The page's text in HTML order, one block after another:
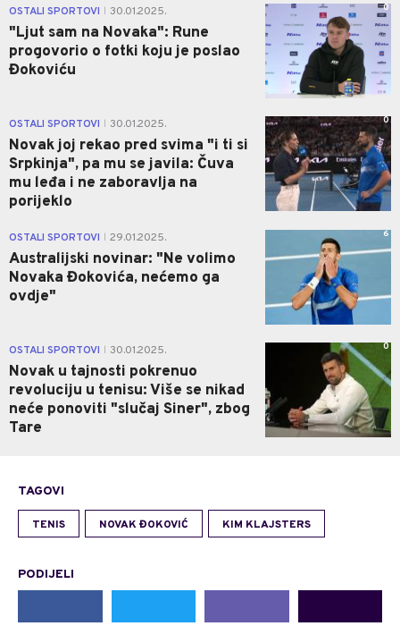
OSTALI SPORTOVI 30.01.2025.
"Ljut sam na Novaka": Rune
progovorio o fotki koju je poslao
Đokoviću
0
OSTALI SPORTOVI 30.01.2025.
Novak joj rekao pred svima "i ti si
Srpkinja", pa mu se javila: Čuva
mu leđa i ne zaboravlja na
porijeklo
0
OSTALI SPORTOVI 29.01.2025.
Australijski novinar: "Ne volimo
Novaka Đokovića, nećemo ga
ovdje"
6
OSTALI SPORTOVI 30.01.2025.
Novak u tajnosti pokrenuo
revoluciju u tenisu: Više se nikad
neće ponoviti "slučaj Siner", zbog
Tare
0
TAGOVI
TENIS NOVAK ĐOKOVIĆ KIM KLAJSTERS
PODIJELI